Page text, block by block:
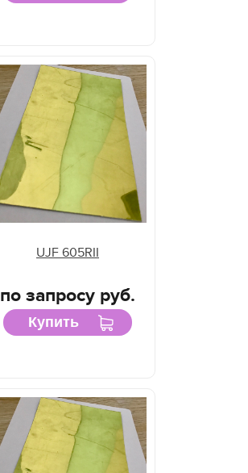
UJF 605RII
по запросу руб.
Купить